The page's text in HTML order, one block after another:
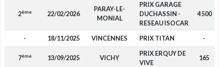
2ème 22/02/2026
PARAY-LE-
MONIAL
PRIX GARAGE
DUCHASSIN -
RESEAU ISOCAR
4 500
- 18/11/2025 VINCENNES PRIX TITAN -
7ème 13/09/2025 VICHY
PRIX ERQUY DE
VIVE
165